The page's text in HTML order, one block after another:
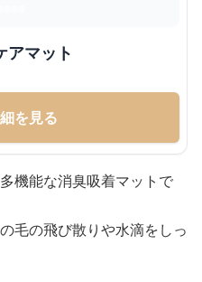
アマット
を見る
機能な消臭吸着マットで
毛の飛び散りや水滴をしっ